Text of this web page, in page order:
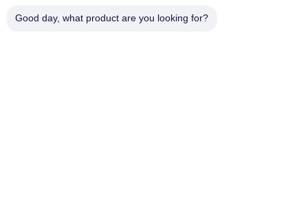
Good day, what product are you looking for?